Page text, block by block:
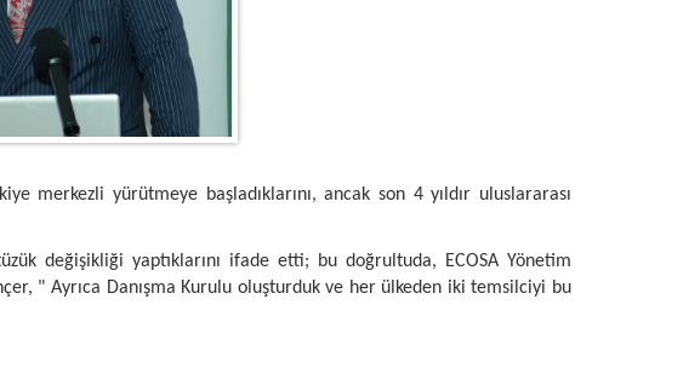
merkezli yürütmeye başladıklarını, ancak son 4 yıldır uluslararası
değişikliği yaptıklarını ifade etti; bu doğrultuda, ECOSA Yönetim
" Ayrıca Danışma Kurulu oluşturduk ve her ülkeden iki temsilciyi bu